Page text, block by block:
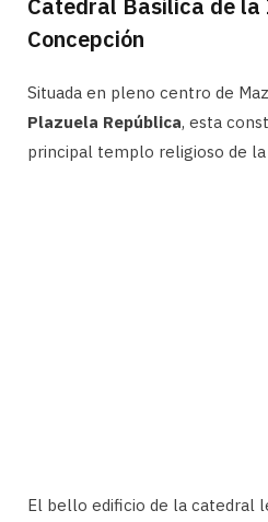
Concepción
Situada en pleno centro de
Plazuela República, esta
principal templo religioso de la
El bello edificio de la catedral